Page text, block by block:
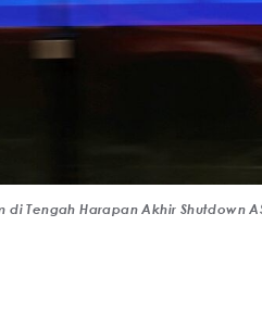
di Tengah Harapan Akhir Shutdown